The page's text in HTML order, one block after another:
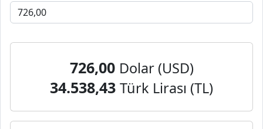
726,00 Dolar (USD)
34.538,43 Türk Lirası (TL)